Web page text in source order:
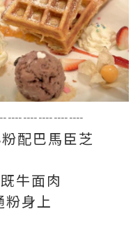
配巴馬臣芝
牛面肉
身上